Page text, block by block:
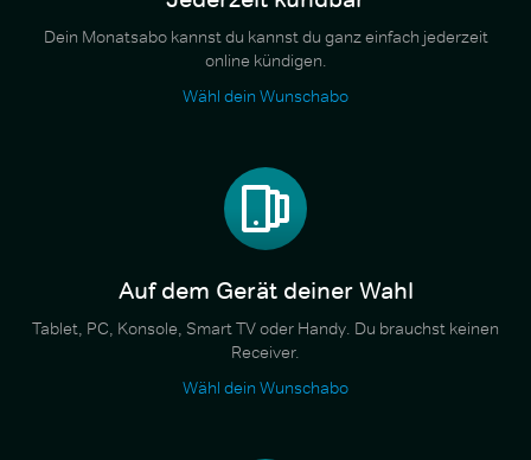
Dein Monatsabo kannst du kannst du ganz einfach jederzeit
online kündigen.
Wähl dein Wunschabo
Auf dem Gerät deiner Wahl
Tablet, PC, Konsole, Smart TV oder Handy. Du brauchst keinen
Receiver.
Wähl dein Wunschabo